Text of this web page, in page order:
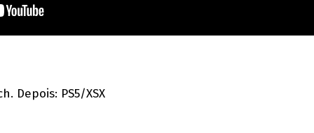
Depois: PS5/XSX